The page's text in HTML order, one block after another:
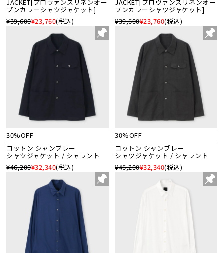
JACKET[プロヴァンスリネンオー
プンカラーシャツジャケット]
¥39,600¥23,760(税込)
JACKET[プロヴァンスリネンオー
プンカラーシャツジャケット]
¥39,600¥23,760(税込)
30%OFF
コットン シャンブレー
シャツジャケット / シャラント
¥46,200¥32,340(税込)
30%OFF
コットン シャンブレー
シャツジャケット / シャラント
¥46,200¥32,340(税込)